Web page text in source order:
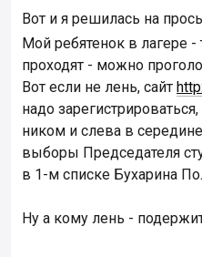
Вот и я решилась на
Мой ребятенок в лагере
проходят - можно
Вот если не лень, сайт
надо
ником и слева в
выборы Председателя
в 1-м списке Бухарина
Ну а кому лень -